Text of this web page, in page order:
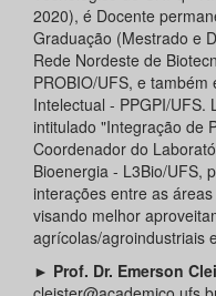
2020), é Docente
Graduação (Mestrado e
Rede Nordeste de
PROBIO/UFS, e
Intelectual - PPGPI/UFS.
intitulado "Integração de
Coordenador do
Bioenergia - L3Bio/UFS,
interações entre as
visando melhor
agrícolas/agroindustriais
► Prof. Dr. Emerson